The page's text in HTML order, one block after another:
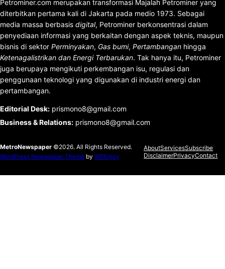
Petrominer.com merupakan transformasi Majalah Petrominer yang
diterbitkan pertama kali di Jakarta pada medio 1973. Sebagai
media massa berbasis digital, Petrominer berkonsentrasi dalam
penyediaan informasi yang berkaitan dengan aspek teknis, maupun
bisnis di sektor Perminyakan, Gas bumi, Pertambangan hingga
Ketenagalistrikan dan Energi Terbarukan. Tak hanya itu, Petrominer
juga berupaya mengikuti perkembangan isu, regulasi dan
penggunaan teknologi yang digunakan di industri energi dan
pertambangan.
Editorial Desk: prismono8@gmail.com
Business & Relations: prismono8@gmail.com
MetroNewspaper ©2026. All Rights Reserved.
WordPress Newspaper Theme by WPEnjoy
AboutServicesSubscribe
DisclaimerPrivacyContact